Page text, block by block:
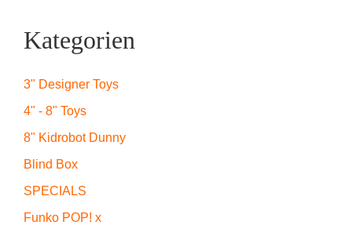
Kategorien
3" Designer Toys
4" - 8" Toys
8" Kidrobot Dunny
Blind Box
SPECIALS
Funko POP! x